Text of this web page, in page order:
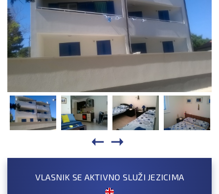
VLASNIK SE AKTIVNO SLUŽI JEZICIMA